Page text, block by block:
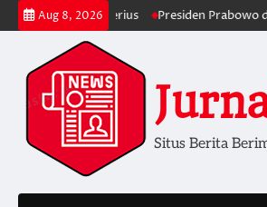
Skip
to
content
Aug 8, 2026
Lebih Serius Presiden Prabowo dan
Situs Berita